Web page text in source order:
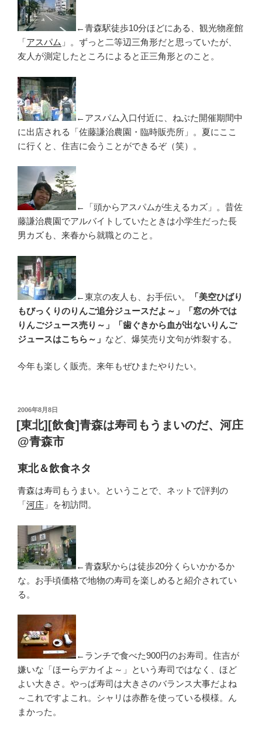
←青森駅徒歩10分ほどにある、観光物産館
「アスパム 」。ずっと二等辺三角形だと思っていたが、
友人が測定したところによると正三角形とのこと。
←アスパム入口付近に、ねぶた開催期間中
に出店される「佐藤謙治農園・臨時販売所」。夏にここ
に行くと、住吉に会うことができるぞ（笑）。
←「頭からアスパムが生えるカズ」。昔佐
藤謙治農園でアルバイトしていたときは小学生だった長
男カズも、来春から就職とのこと。
←東京の友人も、お手伝い。
「美空ひばり
もびっくりのりんご追分ジュースだよ～」「窓の外では
りんごジュース売り～」「歯ぐきから血が出ないりんご
ジュースはこちら～」 など、爆笑売り文句が炸裂する。
今年も楽しく販売。来年もぜひまたやりたい。
投
稿
日:
2006年8月8日
[東北][飲食]青森は寿司もうまいのだ、河庄
@青森市
東北＆飲食ネタ
青森は寿司もうまい。ということで、ネットで評判の
「河庄 」を初訪問。
←青森駅からは徒歩20分くらいかかるか
な。お手頃価格で地物の寿司を楽しめると紹介されてい
る。
←ランチで食べた900円のお寿司。住吉が
嫌いな「ほーらデカイよ～」という寿司ではなく、ほど
よい大きさ。やっぱ寿司は大きさのバランス大事だよね
～これですよこれ。シャリは赤酢を使っている模様。ん
まかった。